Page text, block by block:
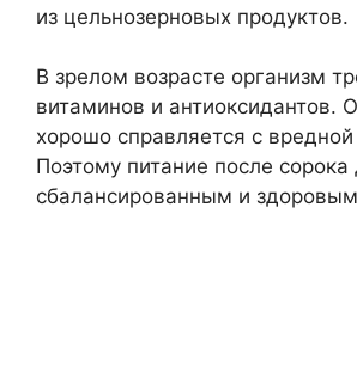
из цельнозерновых продуктов.
В зрелом возрасте организм
витаминов и антиоксидантов.
хорошо справляется с
Поэтому питание после
сбалансированным и